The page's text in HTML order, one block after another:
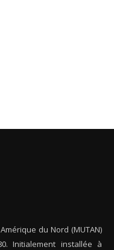
du Nord (MUTAN)
Initialement installée à